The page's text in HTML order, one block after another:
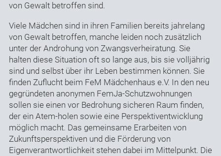
von Gewalt betroffen sind.
Viele Mädchen sind in ihren Familien bereits jahrelang
von Gewalt betroffen, manche leiden noch zusätzlich
unter der Androhung von Zwangsverheiratung. Sie
halten diese Situation oft so lange aus, bis sie volljährig
sind und selbst über ihr Leben bestimmen können. Sie
finden Zuflucht beim FeM Mädchenhaus e.V. In den neu
gegründeten anonymen FemJa-Schutzwohnungen
sollen sie einen vor Bedrohung sicheren Raum finden,
der ein Atem-holen sowie eine Perspektiventwicklung
möglich macht. Das gemeinsame Erarbeiten von
Zukunftsperspektiven und die Förderung von
Eigenverantwortlichkeit stehen dabei im Mittelpunkt. Die